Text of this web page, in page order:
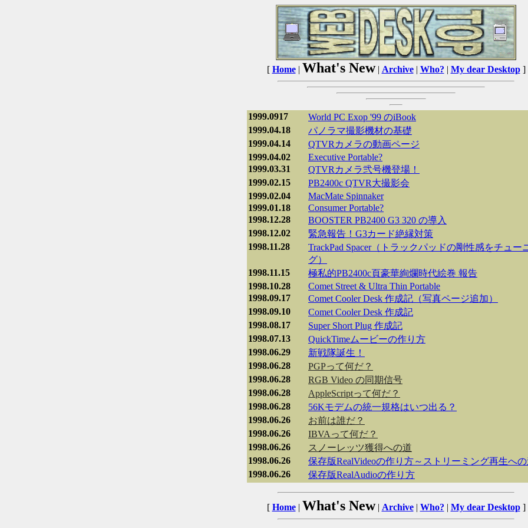
[ Home| What's New| Archive| Who? | My dear Desktop]
1999.0917
World PC Exop '99 のiBook
1999.04.18
パノラマ撮影機材の基礎
1999.04.14
QTVRカメラの動画ページ
1999.04.02
Executive Portable?
1999.03.31
QTVRカメラ弐号機登場！
1999.02.15
PB2400c QTVR大撮影会
1999.02.04
MacMate Spinnaker
1999.01.18
Consumer Portable?
1998.12.28
BOOSTER PB2400 G3 320 の導入
1998.12.02
緊急報告！G3カード絶縁対策
1998.11.28
TrackPad Spacer（トラックパッドの剛性感をチュー
グ）
1998.11.15
極私的PB2400c頁豪華絢爛時代絵巻 報告
1998.10.28
Comet Street & Ultra Thin Portable
1998.09.17
Comet Cooler Desk 作成記（写真ページ追加）
1998.09.10
Comet Cooler Desk 作成記
1998.08.17
Super Short Plug 作成記
1998.07.13
QuickTimeムービーの作り方
1998.06.29
新戦隊誕生 ！
1998.06.28
PGPって何だ？
1998.06.28
RGB Video の同期信号
1998.06.28
AppleScriptって何だ？
1998.06.28
56Kモデムの統一規格はいつ出る？
1998.06.26
お前は誰だ？
1998.06.26
IBVAって何だ？
1998.06.26
スノーレッツ獲得への道
1998.06.26
保存版RealVideoの作り方～ストリーミング再生へ
1998.06.26
保存版RealAudioの作り方
[ Home| What's New| Archive| Who? | My dear Desktop]